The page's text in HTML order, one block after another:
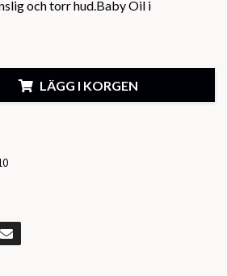
och torr hud.Baby Oil i
LÄGG I KORGEN